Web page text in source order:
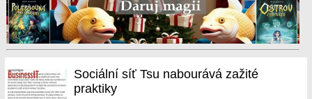
Sociální síť Tsu nabourává zažité
praktiky